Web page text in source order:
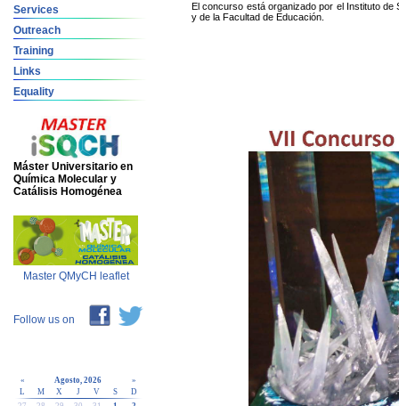
Services
Outreach
Training
Links
Equality
Máster Universitario en
Química Molecular y
Catálisis Homogénea
Master QMyCH leaflet
Follow us on
« Agosto, 2026
»
L
M X J V S
D
El concurso está organizado por el Instituto de
y de la Facultad de Educación.